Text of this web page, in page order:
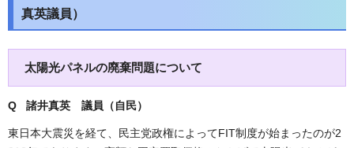
真英議員）
太陽光パネルの廃棄問題について
Q 諸井真英 議員（自民）
東日本大震災を経て、民主党政権によってFIT制度が始まったのが2